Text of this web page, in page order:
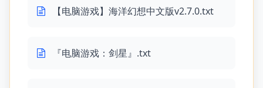
【电脑游戏】海洋幻想中文版v2.7.0.txt
『电脑游戏：剑星』.txt